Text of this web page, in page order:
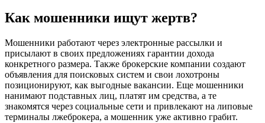
Как мошенники ищут жертв?
Мошенники работают через электронные рассылки и
присылают в своих предложениях гарантии дохода
конкретного размера. Также брокерские компании создают
объявления для поисковых систем и свои лохотроны
позиционируют, как выгодные вакансии. Еще мошенники
нанимают подставных лиц, платят им средства, а те
знакомятся через социальные сети и привлекают на липовые
терминалы лжеброкера, а мошенник уже активно грабит.